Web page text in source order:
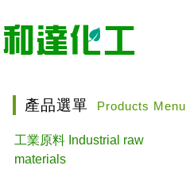
產品選單 Products Menu
工業原料 Industrial raw
materials